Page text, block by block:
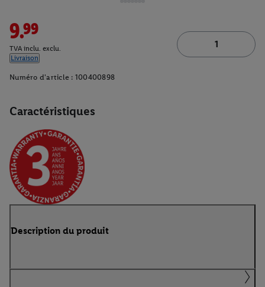
Caractéristiques
9.99
TVA inclu. exclu.
Livraison
Numéro d'article : 100400898
Description du produit